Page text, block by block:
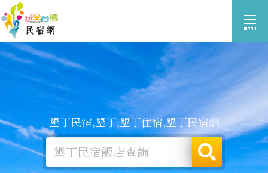
墾丁民宿,墾丁,墾丁住宿,墾丁民宿網